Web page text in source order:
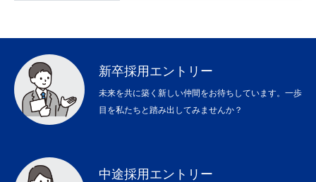
新卒採用エントリー
未来を共に築く新しい仲間をお待ちしています。一歩
目を私たちと踏み出してみませんか？
中途採用エントリー